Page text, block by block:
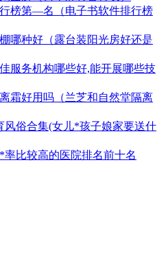
榜第—名（电子书软件排行榜
哪种好（露台装阳光房好还是
服务机构哪些好,能开展哪些技
霜好用吗（兰芝和自然堂隔离
风俗合集(女儿*孩子娘家要送什
率比较高的医院排名前十名